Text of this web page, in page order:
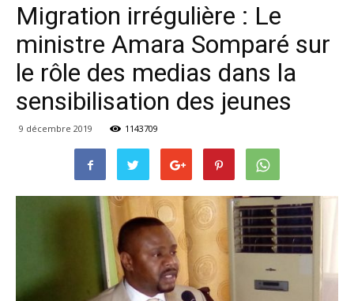
Migration irrégulière : Le
ministre Amara Somparé sur
le rôle des medias dans la
sensibilisation des jeunes
9 décembre 2019 1143709